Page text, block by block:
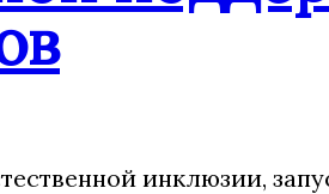
инклюзии,